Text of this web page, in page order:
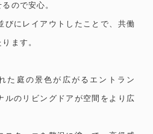
ので安心。
びにレイアウトしたことで、共働
ます。
た庭の景色が広がるエントラン
ルのリビングドアが空間をより広